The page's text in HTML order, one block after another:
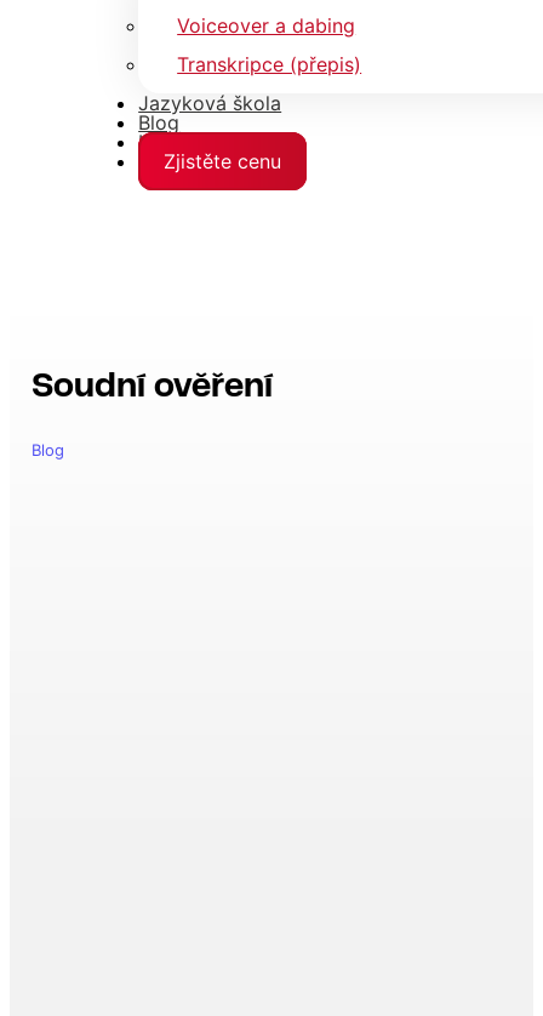
Voiceover a dabing
Transkripce (přepis)
Jazyková škola
Blog
Kontakty
Zjistěte cenu
Soudní ověření
Blog